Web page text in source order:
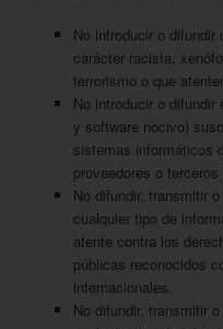
No introducir o difundir
carácter racista,
terrorismo o que
No introducir o difundir
y software nocivo)
sistemas informáticos
proveedores o
No difundir, transmitir
cualquier tipo de
atente contra los
públicas reconocidos
internacionales.
No difundir, transmitir